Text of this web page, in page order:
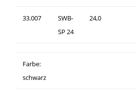
33.007
SWB-
SP 24
24,0
Farbe:
schwarz